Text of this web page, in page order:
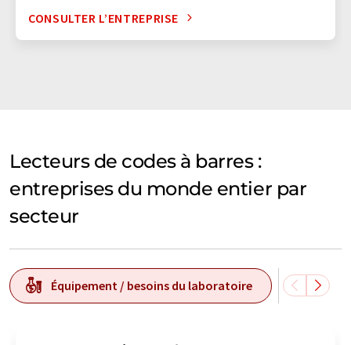
CONSULTER L’ENTREPRISE
Lecteurs de codes à barres :
entreprises du monde entier par
secteur
Équipement / besoins du laboratoire